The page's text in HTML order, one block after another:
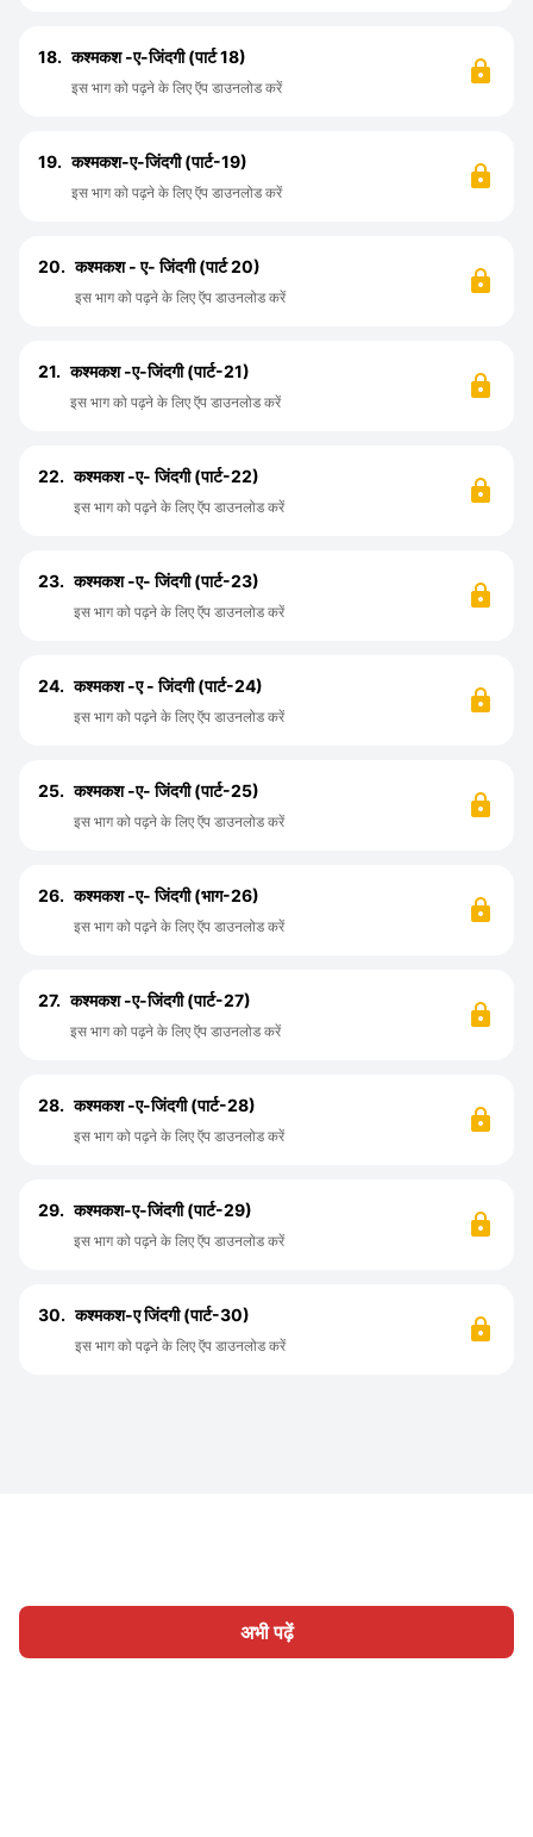
अभी पढ़ें
18. कश्मकश -ए-जिंदगी (पार्ट 18)
इस भाग को पढ़ने के लिए ऍप डाउनलोड करें
19. कश्मकश-ए-जिंदगी (पार्ट-19)
इस भाग को पढ़ने के लिए ऍप डाउनलोड करें
20. कश्मकश - ए- जिंदगी (पार्ट 20)
इस भाग को पढ़ने के लिए ऍप डाउनलोड करें
21. कश्मकश -ए-जिंदगी (पार्ट-21)
इस भाग को पढ़ने के लिए ऍप डाउनलोड करें
22. कश्मकश -ए- जिंदगी (पार्ट-22)
इस भाग को पढ़ने के लिए ऍप डाउनलोड करें
23. कश्मकश -ए- जिंदगी (पार्ट-23)
इस भाग को पढ़ने के लिए ऍप डाउनलोड करें
24. कश्मकश -ए - जिंदगी (पार्ट-24)
इस भाग को पढ़ने के लिए ऍप डाउनलोड करें
25. कश्मकश -ए- जिंदगी (पार्ट-25)
इस भाग को पढ़ने के लिए ऍप डाउनलोड करें
26. कश्मकश -ए- जिंदगी (भाग-26)
इस भाग को पढ़ने के लिए ऍप डाउनलोड करें
27. कश्मकश -ए-जिंदगी (पार्ट-27)
इस भाग को पढ़ने के लिए ऍप डाउनलोड करें
28. कश्मकश -ए-जिंदगी (पार्ट-28)
इस भाग को पढ़ने के लिए ऍप डाउनलोड करें
29. कश्मकश-ए-जिंदगी (पार्ट-29)
इस भाग को पढ़ने के लिए ऍप डाउनलोड करें
30. कश्मकश-ए जिंदगी (पार्ट-30)
इस भाग को पढ़ने के लिए ऍप डाउनलोड करें
होम श्रेणी लिखिए लेख साइन इन